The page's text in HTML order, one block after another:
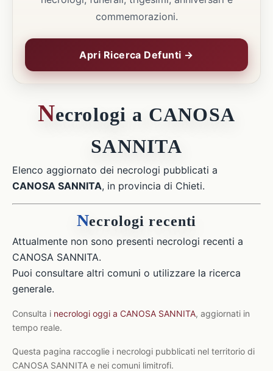
commemorazioni.
Apri Ricerca Defunti →
Necrologi a CANOSA
SANNITA
Elenco aggiornato dei necrologi pubblicati a
CANOSA SANNITA, in provincia di Chieti.
Necrologi recenti
Attualmente non sono presenti necrologi recenti a
CANOSA SANNITA.
Puoi consultare altri comuni o utilizzare la ricerca
generale.
Consulta i necrologi oggi a CANOSA SANNITA, aggiornati in
tempo reale.
Questa pagina raccoglie i necrologi pubblicati nel territorio di
CANOSA SANNITA e nei comuni limitrofi.